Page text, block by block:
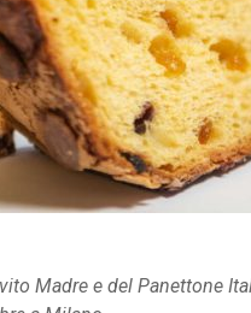
Madre e del Panettone